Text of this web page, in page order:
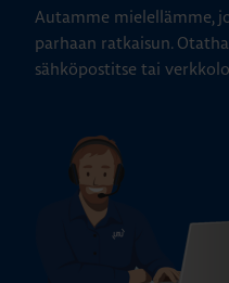
Autamme mielellämme,
parhaan ratkaisun.
sähköpostitse tai